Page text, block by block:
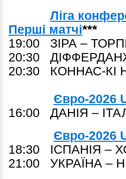
Ліга
Перші матчі***
19:00 ЗІРА –
20:30
20:30 КОННАС-КІ
Євро-2026
16:00 ДАНІЯ –
Євро-2026
18:30 ІСПАНІЯ –
21:00 УКРАЇНА –